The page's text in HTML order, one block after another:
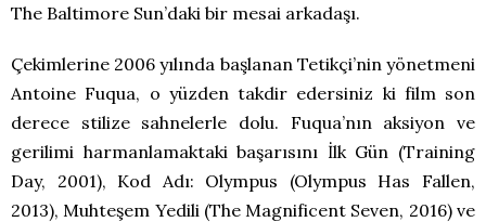
The Baltimore Sun’daki bir mesai arkadaşı.
Çekimlerine 2006 yılında başlanan Tetikçi’nin yönetmeni
Antoine Fuqua, o yüzden takdir edersiniz ki film son
derece stilize sahnelerle dolu. Fuqua’nın aksiyon ve
gerilimi harmanlamaktaki başarısını İlk Gün (Training
Day, 2001), Kod Adı: Olympus (Olympus Has Fallen,
2013), Muhteşem Yedili (The Magnificent Seven, 2016) ve